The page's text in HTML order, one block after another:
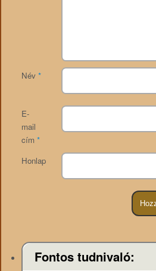
Név *
E-
mail
cím *
Honlap
Fontos tudnivaló: